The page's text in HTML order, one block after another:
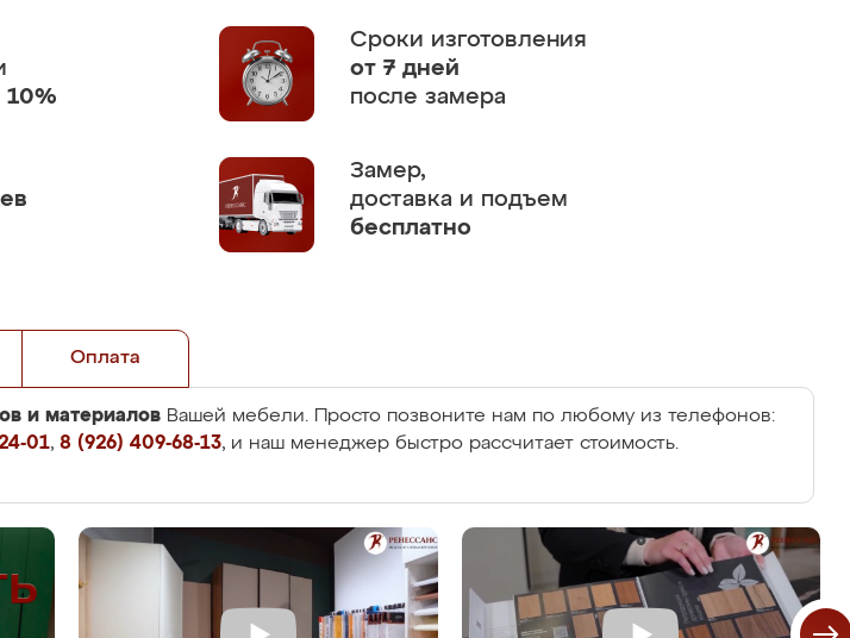
10%
Сроки изготовления
от 7 дней
после замера
Замер,
доставка и подъем
бесплатно
Оплата
и материалов Вашей мебели. Просто позвоните нам по любому из телефонов:
01, 8 (926) 409-68-13, и наш менеджер быстро рассчитает стоимость.